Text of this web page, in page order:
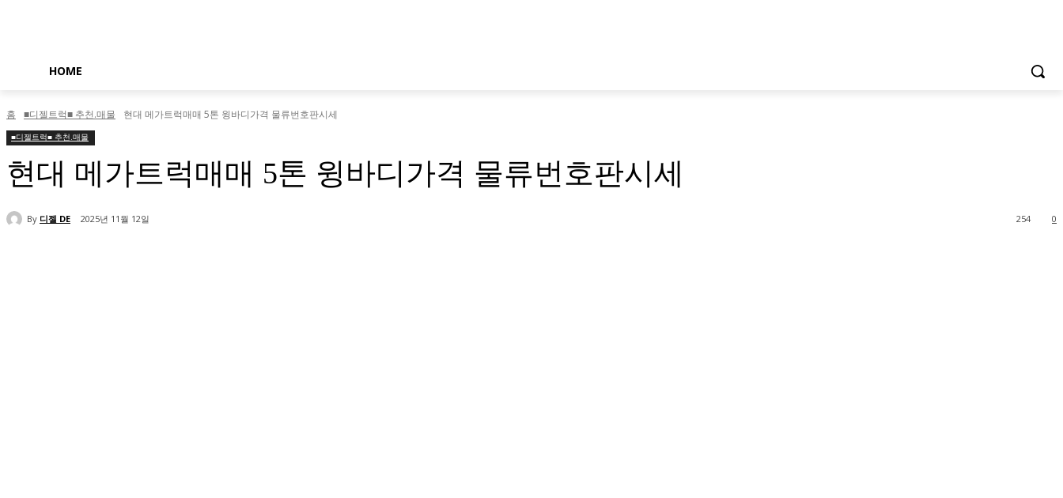
HOME
홈 ■디젤트럭■ 추천.매물 현대 메가트럭매매 5톤 윙바디가격 물류번호판시세
■디젤트럭■ 추천.매물
현대 메가트럭매매 5톤 윙바디가격 물류번호판시세
By 디젤 DE 2025년 11월 12일 0
254